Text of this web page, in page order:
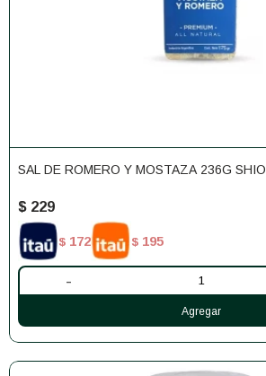
SAL DE ROMERO Y MOSTAZA 236G SHIO
$ 229
$ 172 $ 195
-